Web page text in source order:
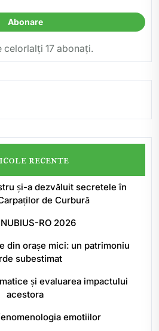
Abonare
celorlalți 17 abonați.
recente
și-a dezvăluit secretele în
de Curbură
RO 2026
din orașe mici: un patrimoniu
subestimat
și evaluarea impactului
acestora
emotiilor